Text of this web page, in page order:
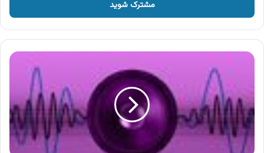
وارد
کنید
آگهی
محصولات
نان
،
نان
پیتا